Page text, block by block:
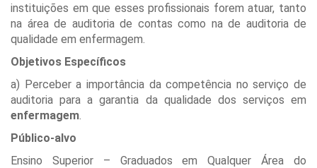
instituições em que esses profissionais forem atuar, tanto
na área de auditoria de contas como na de auditoria de
qualidade em enfermagem.
Objetivos Específicos
a) Perceber a importância da competência no serviço de
auditoria para a garantia da qualidade dos serviços em
enfermagem
Público-alvo
Ensino Superior – Graduados em Qualquer Área do